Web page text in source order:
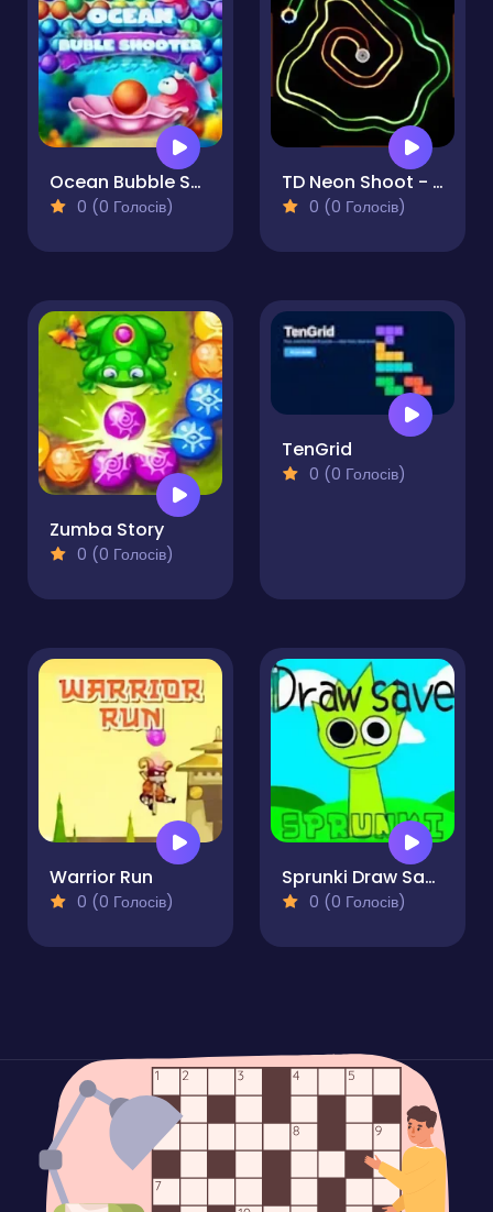
Ocean Bubble Shooter
0 (0 Голосів)
TD Neon Shoot - Zuma
0 (0 Голосів)
Zumba Story
0 (0 Голосів)
TenGrid
0 (0 Голосів)
Warrior Run
0 (0 Голосів)
Sprunki Draw Save Incredibox
0 (0 Голосів)